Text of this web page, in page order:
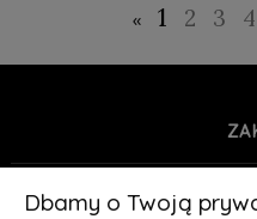
« 1 2 3 4
Dbamy o Twoją